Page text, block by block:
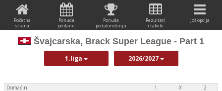
Početna
strana
Ponuda
po danu
Ponuda
po takmičenju
Rezultati
i tabele
još opcija
Švajcarska, Brack Super League - Part 1
1.liga 2026/2027
Domaćin
1 X
2